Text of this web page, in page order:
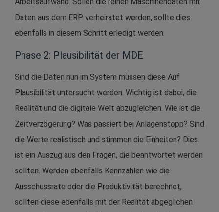
Daten aus dem ERP verheiratet werden, sollte dies
ebenfalls in diesem Schritt erledigt werden.
Phase 2: Plausibilität der MDE
Sind die Daten nun im System müssen diese Auf
Plausibilität untersucht werden. Wichtig ist dabei, die
Realität und die digitale Welt abzugleichen. Wie ist die
Zeitverzögerung? Was passiert bei Anlagenstopp? Sind
die Werte realistisch und stimmen die Einheiten? Dies
ist ein Auszug aus den Fragen, die beantwortet werden
sollten. Werden ebenfalls Kennzahlen wie die
Ausschussrate oder die Produktivität berechnet,
sollten diese ebenfalls mit der Realität abgeglichen